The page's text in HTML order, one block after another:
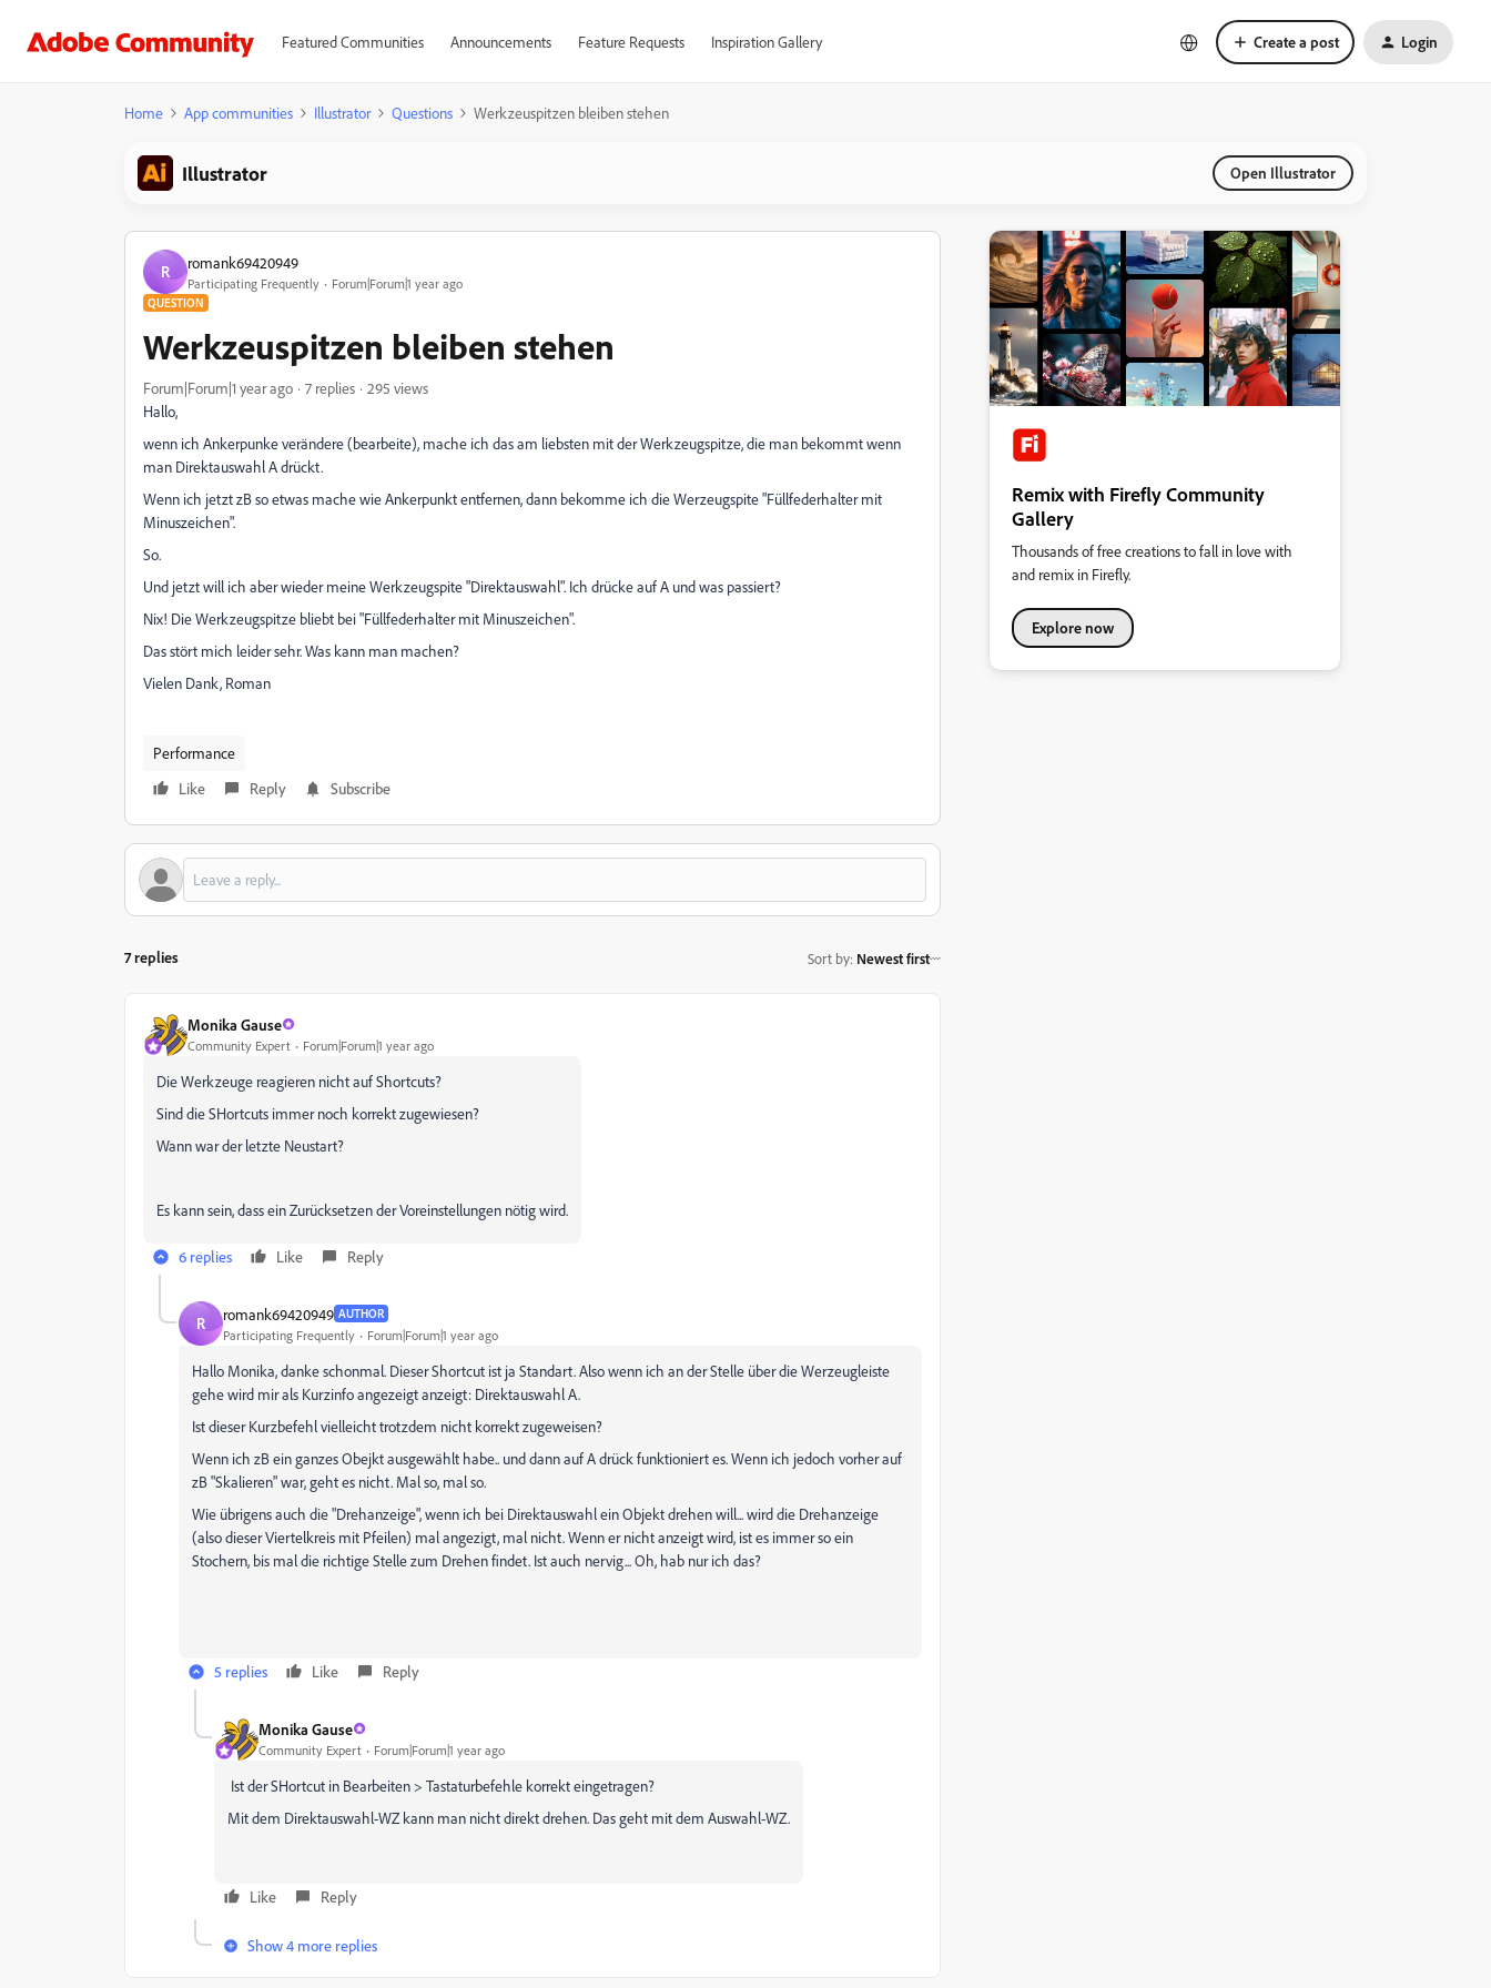
Featured Communities Announcements Feature Requests Inspiration Gallery Create a post Login
Home App communities Illustrator Questions Werkzeuspitzen bleiben stehen
Illustrator Open Illustrator
R romank69420949
Participating Frequently Forum|Forum|1 year ago
QUESTION
Werkzeuspitzen bleiben stehen
Forum|Forum|1 year ago 7 replies
295 views
Hallo,
wenn ich Ankerpunke verändere (bearbeite), mache ich das am liebsten mit der Werkzeugspitze, die man bekommt wenn
man Direktauswahl A drückt.
Wenn ich jetzt zB so etwas mache wie Ankerpunkt entfernen, dann bekomme ich die Werzeugspite "Füllfederhalter mit
Minuszeichen".
So.
Und jetzt will ich aber wieder meine Werkzeugspite "Direktauswahl". Ich drücke auf A und was passiert?
Nix! Die Werkzeugspitze bliebt bei "Füllfederhalter mit Minuszeichen".
Das stört mich leider sehr. Was kann man machen?
Vielen Dank, Roman
Performance
Like
Reply Subscribe
7 replies Sort by: Newest first
Monika Gause
Community Expert Forum|Forum|1 year ago
Die Werkzeuge reagieren nicht auf Shortcuts?
Sind die SHortcuts immer noch korrekt zugewiesen?
Wann war der letzte Neustart?
Es kann sein, dass ein Zurücksetzen der Voreinstellungen nötig wird.
6 replies Like Reply
R romank69420949 AUTHOR
Participating Frequently Forum|Forum|1 year ago
Hallo Monika, danke schonmal. Dieser Shortcut ist ja Standart. Also wenn ich an der Stelle über die Werzeugleiste
gehe wird mir als Kurzinfo angezeigt anzeigt: Direktauswahl A.
Ist dieser Kurzbefehl vielleicht trotzdem nicht korrekt zugeweisen?
Wenn ich zB ein ganzes Obejkt ausgewählt habe.. und dann auf A drück funktioniert es. Wenn ich jedoch vorher auf
zB "Skalieren" war, geht es nicht. Mal so, mal so.
Wie übrigens auch die "Drehanzeige", wenn ich bei Direktauswahl ein Objekt drehen will... wird die Drehanzeige
(also dieser Viertelkreis mit Pfeilen) mal angezigt, mal nicht. Wenn er nicht anzeigt wird, ist es immer so ein
Stochern, bis mal die richtige Stelle zum Drehen findet. Ist auch nervig... Oh, hab nur ich das?
5 replies Like Reply
Monika Gause
Community Expert Forum|Forum|1 year ago
Ist der SHortcut in Bearbeiten > Tastaturbefehle korrekt eingetragen?
Mit dem Direktauswahl-WZ kann man nicht direkt drehen. Das geht mit dem Auswahl-WZ.
Like Reply
Show 4 more replies
Remix with Firefly Community
Gallery
Thousands of free creations to fall in love with
and remix in Firefly.
Explore now